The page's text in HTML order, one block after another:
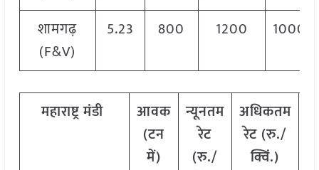
शामगढ़
(F&V)
5.23 800 1200 1000
महाराष्ट्रमंडी
आवक
(टन
में)
न्यूनतम
रेट
(रु./
अधिकतम
रेट (रु./
क्विं.)